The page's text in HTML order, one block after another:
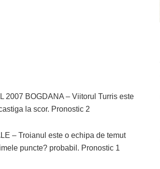
2007 BOGDANA – Viitorul Turris este
la scor. Pronostic 2
– Troianul este o echipa de temut
puncte? probabil. Pronostic 1